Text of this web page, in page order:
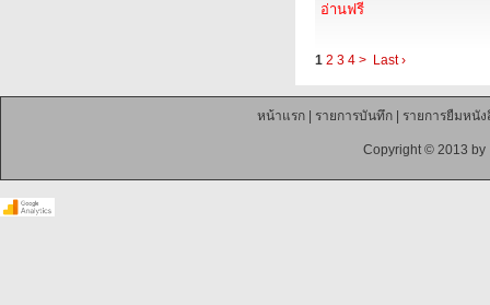
อ่านฟรี
1 2 3 4 > Last ›
หน้าแรก| รายการบันทึก| รายการยืมหนัง
Copyright © 2013